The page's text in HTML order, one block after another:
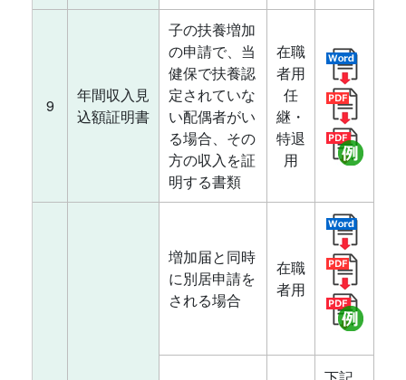
9
年間収入見
込額証明書
子の扶養増加
の申請で、当
健保で扶養認
定されていな
い配偶者がい
る場合、その
方の収入を証
明する書類
在職
者用
任
継・
特退
用
増加届と同時
に別居申請を
される場合
在職
者用